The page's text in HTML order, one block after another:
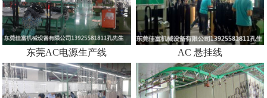
东莞AC电源生产线 AC 悬挂线